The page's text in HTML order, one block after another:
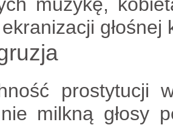
głośnej
prostytucji
milkną głosy